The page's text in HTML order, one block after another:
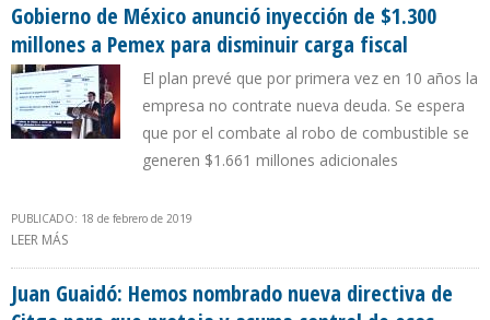
Gobierno de México anunció inyección de $1.300
millones a Pemex para disminuir carga fiscal
El plan prevé que por primera vez en 10 años la
empresa no contrate nueva deuda. Se espera
que por el combate al robo de combustible se
generen $1.661 millones adicionales
PUBLICADO: 18 de febrero de 2019
LEER MÁS
Juan Guaidó: Hemos nombrado nueva directiva de